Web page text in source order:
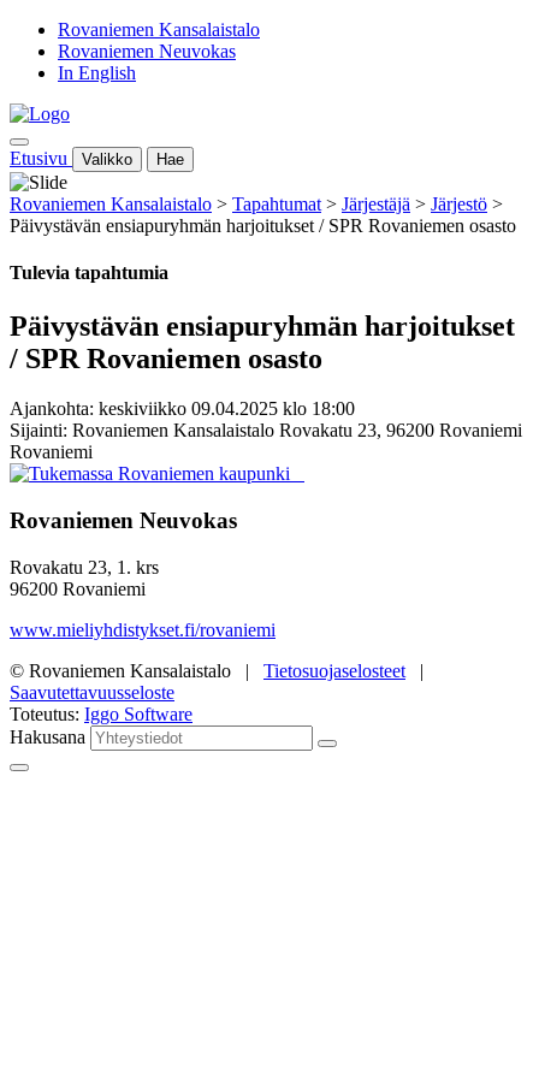
Rovaniemen Kansalaistalo
Rovaniemen Neuvokas
In English
Etusivu Valikko Hae
Rovaniemen Kansalaistalo > Tapahtumat > Järjestäjä > Järjestö >
Päivystävän ensiapuryhmän harjoitukset / SPR Rovaniemen osasto
Tulevia tapahtumia
Päivystävän ensiapuryhmän harjoitukset
/ SPR Rovaniemen osasto
Ajankohta: keskiviikko 09.04.2025 klo 18:00
Sijainti: Rovaniemen Kansalaistalo Rovakatu 23, 96200 Rovaniemi
Rovaniemi
Rovaniemen Neuvokas
Rovakatu 23, 1. krs
96200 Rovaniemi
www.mieliyhdistykset.fi/rovaniemi
© Rovaniemen Kansalaistalo | Tietosuojaselosteet |
Saavutettavuusseloste
Toteutus: Iggo Software
Hakusana